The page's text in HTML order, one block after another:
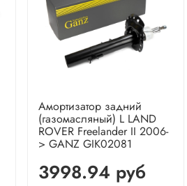
Амортизатор задний
(газомасляный) L LAND
ROVER Freelander II 2006-
> GANZ GIK02081
3998.94 руб